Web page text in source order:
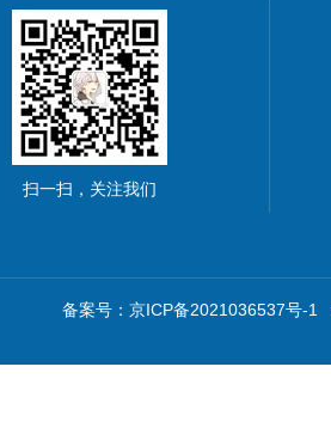
扫一扫，关注我们
备案号：京ICP备2021036537号-1